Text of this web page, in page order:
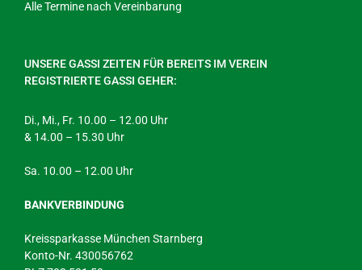
Alle Termine nach Vereinbarung
UNSERE GASSI ZEITEN FÜR BEREITS IM VEREIN
REGISTRIERTE GASSI GEHER:
Di., Mi., Fr. 10.00 – 12.00 Uhr
& 14.00 – 15.30 Uhr
Sa. 10.00 – 12.00 Uhr
BANKVERBINDUNG
Kreissparkasse München Starnberg
Konto-Nr. 430056762